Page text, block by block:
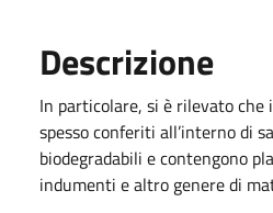
Descrizione
In particolare, si è rilevato
spesso conferiti all’interno di
biodegradabili e contengono
indumenti e altro genere di